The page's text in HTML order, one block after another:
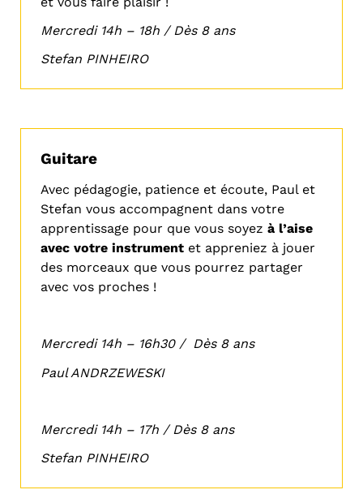
Mercredi 14h – 18h / Dès 8 ans
Stefan PINHEIRO
Guitare
Avec pédagogie, patience et écoute, Paul et
Stefan vous accompagnent dans votre
apprentissage pour que vous soyez à l’aise
avec votre instrument et appreniez à jouer
des morceaux que vous pourrez partager
avec vos proches !
Mercredi 14h – 16h30 / Dès 8 ans
Paul ANDRZEWESKI
Mercredi 14h – 17h / Dès 8 ans
Stefan PINHEIRO